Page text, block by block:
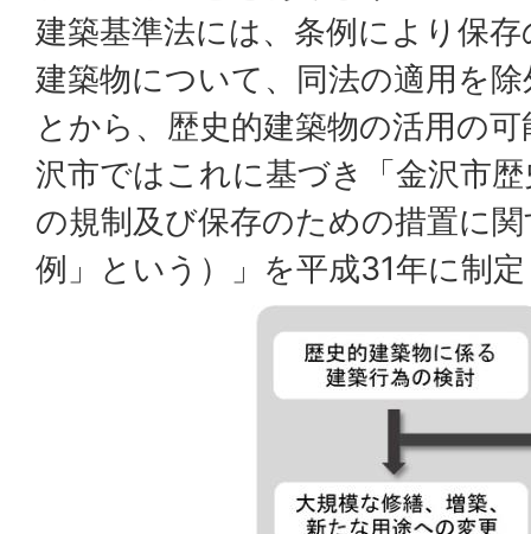
建築基準法には、条例により保
建築物について、同法の適用を
とから、歴史的建築物の活用の
沢市ではこれに基づき「金沢市
の規制及び保存のための措置に
例」という）」を平成31年に制